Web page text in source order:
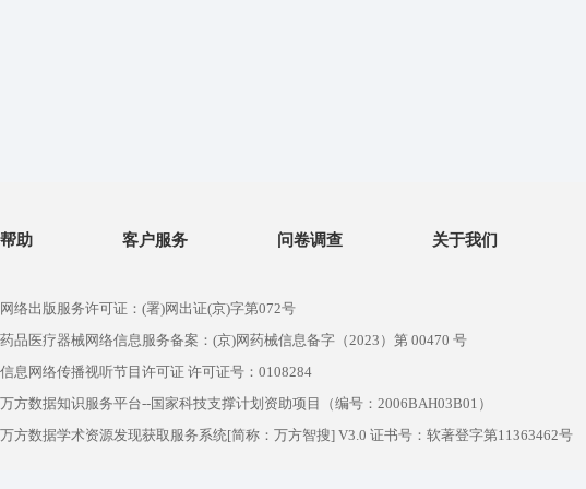
帮助 客户服务 问卷调查 关于我们
网络出版服务许可证：(署)网出证(京)字第072号
药品医疗器械网络信息服务备案：(京)网药械信息备字（2023）第 00470 号
信息网络传播视听节目许可证 许可证号：0108284
万方数据知识服务平台--国家科技支撑计划资助项目（编号：2006BAH03B01）
万方数据学术资源发现获取服务系统[简称：万方智搜] V3.0 证书号：软著登字第11363462号